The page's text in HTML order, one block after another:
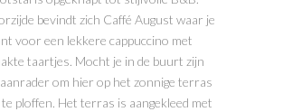
bevindt zich Caffé August waar je
voor een lekkere cappuccino met
taartjes. Mocht je in de buurt zijn
om hier op het zonnige terras
ploffen. Het terras is aangekleed met